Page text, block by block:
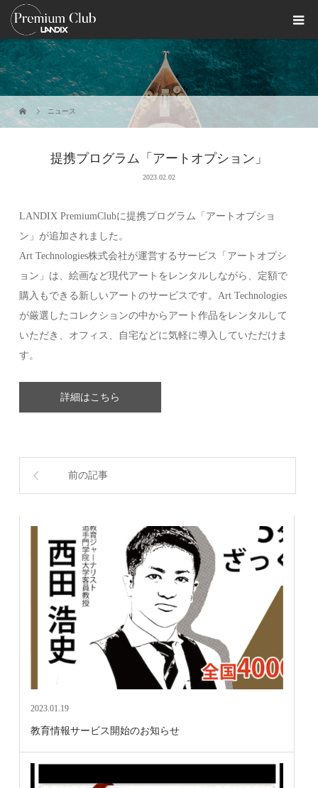
ニュース
提携プログラム「アートオプション」
2023.02.02
LANDIX PremiumClubに提携プログラム「アートオプショ
ン」が追加されました。
Art Technologies株式会社が運営するサービス「アートオプシ
ョン」は、絵画など現代アートをレンタルしながら、定額で
購入もできる新しいアートのサービスです。Art Technologies
が厳選したコレクションの中からアート作品をレンタルして
いただき、オフィス、自宅などに気軽に導入していただけま
す。
詳細はこちら
前の記事
2023.01.19
教育情報サービス開始のお知らせ